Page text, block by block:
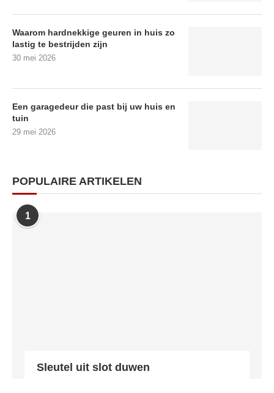
Waarom hardnekkige geuren in huis zo
lastig te bestrijden zijn
30 mei 2026
Een garagedeur die past bij uw huis en
tuin
29 mei 2026
POPULAIRE ARTIKELEN
1
Sleutel uit slot duwen